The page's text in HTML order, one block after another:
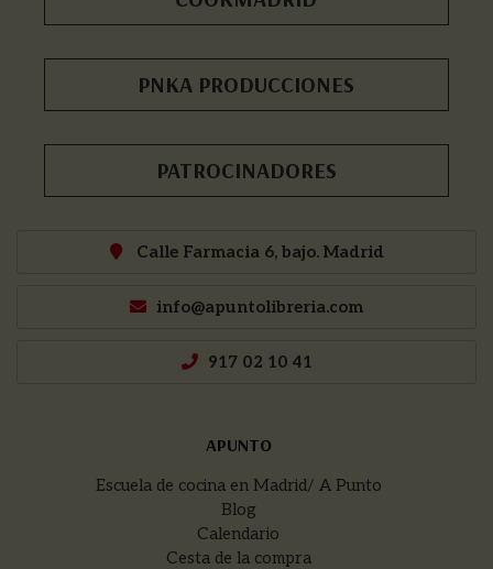
PNKA PRODUCCIONES
PATROCINADORES
Calle Farmacia 6, bajo. Madrid
info@apuntolibreria.com
917 02 10 41
APUNTO
Escuela de cocina en Madrid/ A Punto
Blog
Calendario
Cesta de la compra